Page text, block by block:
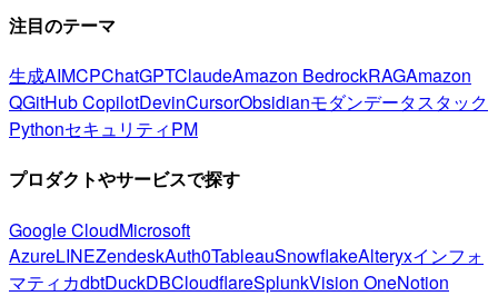
注目のテーマ
生成AIMCPChatGPTClaudeAmazon BedrockRAGAmazon
QGitHub CopilotDevinCursorObsidianモダンデータスタック
PythonセキュリティPM
プロダクトやサービスで探す
Google CloudMicrosoft
AzureLINEZendeskAuth0TableauSnowflakeAlteryxインフォ
マティカdbtDuckDBCloudflareSplunkVision OneNotion